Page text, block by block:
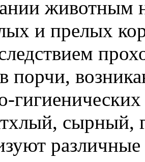
животным
и прелых
порчи,
сырный,